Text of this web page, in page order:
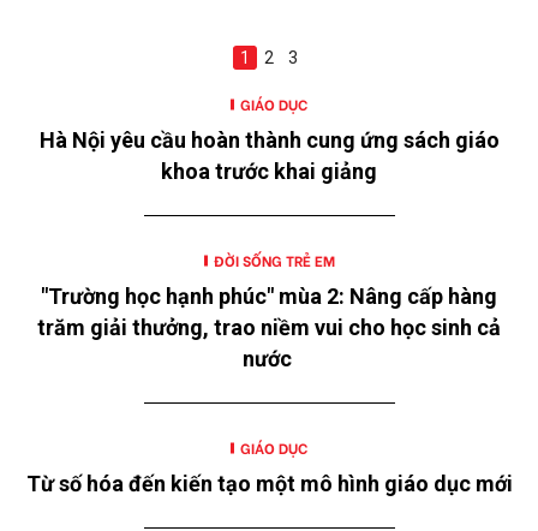
1 2 3
GIÁO DỤC
Hà Nội yêu cầu hoàn thành cung ứng sách giáo
khoa trước khai giảng
ĐỜI SỐNG TRẺ EM
"Trường học hạnh phúc" mùa 2: Nâng cấp hàng
trăm giải thưởng, trao niềm vui cho học sinh cả
nước
GIÁO DỤC
Từ số hóa đến kiến tạo một mô hình giáo dục mới